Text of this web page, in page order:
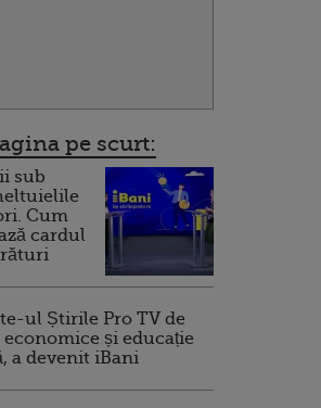
pe scurt:
sub
Cum
cardul
ul Știrile Pro TV de
și educație
a devenit iBani